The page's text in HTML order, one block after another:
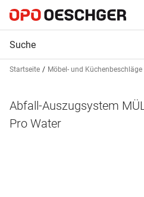
Startseite Möbel- und Küchenbeschläge
Abfall-Auszugsystem
Pro Water